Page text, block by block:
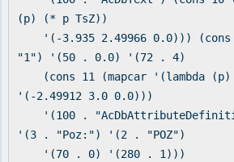
(p) (* p TsZ))
'(-3.935 2.49966 0.0))) (cons
"1") '(50 . 0.0) '(72 . 4)
(cons 11 (mapcar '(lambda
'(-2.49912 3.0 0.0)))
'(100 .
'(3 . "Poz:") '(2 . "POZ")
'(70 . 0) '(280 . 1)))